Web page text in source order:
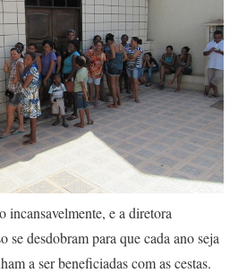
incansavelmente, e a diretora
se desdobram para que cada ano seja
a ser beneficiadas com as cestas.